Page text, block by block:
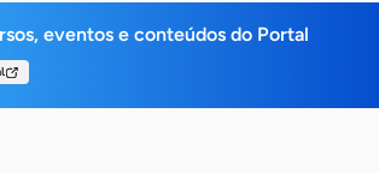
eventos e conteúdos do Portal